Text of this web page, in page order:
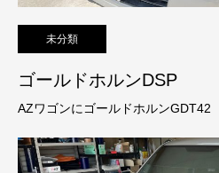
未分類
ゴールドホルンDSP
AZワゴンにゴールドホルンGDT42